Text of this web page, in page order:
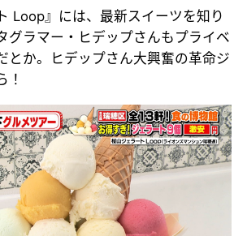
Loop』には、最新スイーツを知り
グラマー・ヒデップさんもプライベ
とか。ヒデップさん大興奮の革命ジ
！